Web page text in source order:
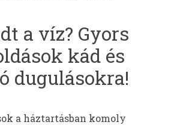
a víz? Gyors
kád és
dugulásokra!
a háztartásban komoly